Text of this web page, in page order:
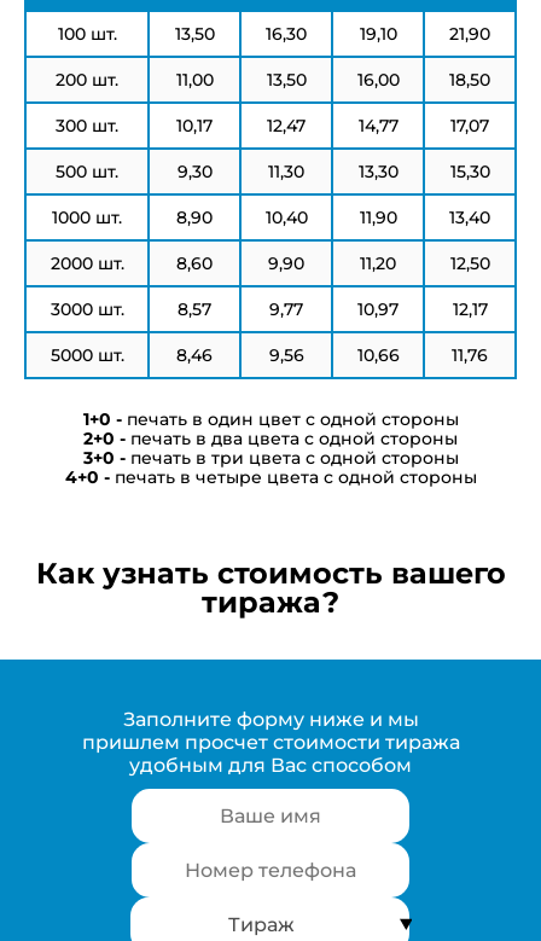
100 шт. 13,50 16,30 19,10 21,90
200 шт. 11,00 13,50 16,00 18,50
300 шт. 10,17 12,47 14,77 17,07
500 шт. 9,30 11,30 13,30 15,30
1000 шт. 8,90 10,40 11,90 13,40
2000 шт. 8,60 9,90 11,20 12,50
3000 шт. 8,57 9,77 10,97 12,17
5000 шт. 8,46 9,56 10,66 11,76
печать в один цвет с одной стороны
печать в два цвета с одной стороны
печать в три цвета с одной стороны
печать в четыре цвета с одной стороны
Как узнать стоимость вашего
тиража?
Заполните форму ниже и мы
пришлем просчет стоимости тиража
удобным для Вас способом